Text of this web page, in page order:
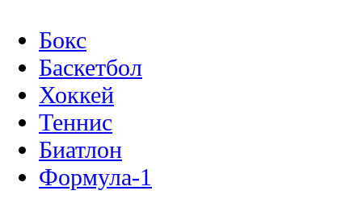
Бокс
Баскетбол
Хоккей
Теннис
Биатлон
Формула-1